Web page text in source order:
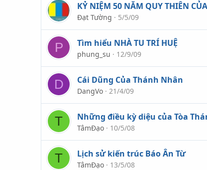
KỶ NIỆM 50 NĂM QUY THIÊN
Đạt Tường 5/5/09
P Tìm hiểu NHÀ TU TRÍ HUỆ
phung_su 12/9/09
D Cái Dũng Của Thánh Nhân
DangVo 21/4/09
T Những điều kỳ diệu của Tòa
TâmĐạo 10/5/08
T Lịch sử kiến trúc Báo Ân Từ
TâmĐạo 13/5/08